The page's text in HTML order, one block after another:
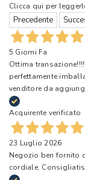
Clicca qui per
Precedente
5 Giorni Fa
Ottima
perfettamente
venditore da
Acquirente verificato
23 Luglio 2026
Negozio ben fornito
cordiale.